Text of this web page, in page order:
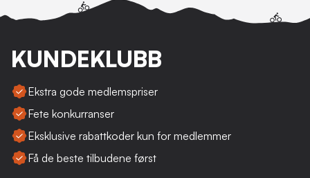
KUNDEKLUBB
Ekstra gode medlemspriser
Fete konkurranser
Eksklusive rabattkoder kun for medlemmer
Få de beste tilbudene først